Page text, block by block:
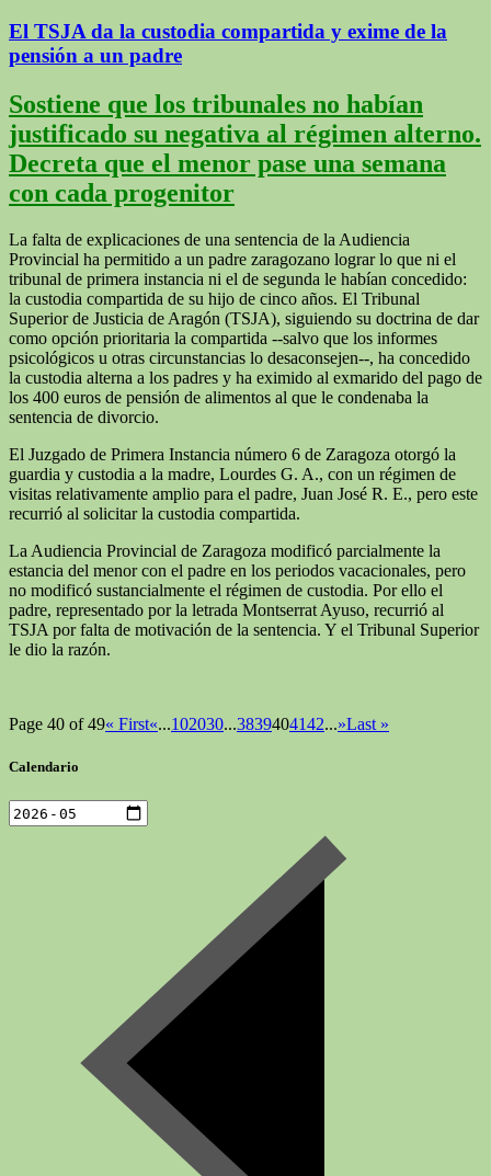
El TSJA da la custodia compartida y exime de la
pensión a un padre
Sostiene que los tribunales no habían
justificado su negativa al régimen alterno.
Decreta que el menor pase una semana
con cada progenitor
La falta de explicaciones de una sentencia de la Audiencia
Provincial ha permitido a un padre zaragozano lograr lo que ni el
tribunal de primera instancia ni el de segunda le habían concedido:
la custodia compartida de su hijo de cinco años. El Tribunal
Superior de Justicia de Aragón (TSJA), siguiendo su doctrina de dar
como opción prioritaria la compartida --salvo que los informes
psicológicos u otras circunstancias lo desaconsejen--, ha concedido
la custodia alterna a los padres y ha eximido al exmarido del pago de
los 400 euros de pensión de alimentos al que le condenaba la
sentencia de divorcio.
El Juzgado de Primera Instancia número 6 de Zaragoza otorgó la
guardia y custodia a la madre, Lourdes G. A., con un régimen de
visitas relativamente amplio para el padre, Juan José R. E., pero este
recurrió al solicitar la custodia compartida.
La Audiencia Provincial de Zaragoza modificó parcialmente la
estancia del menor con el padre en los periodos vacacionales, pero
no modificó sustancialmente el régimen de custodia. Por ello el
padre, representado por la letrada Montserrat Ayuso, recurrió al
TSJA por falta de motivación de la sentencia. Y el Tribunal Superior
le dio la razón.
Page 40 of 49« First«...102030...3839404142...»Last »
Calendario